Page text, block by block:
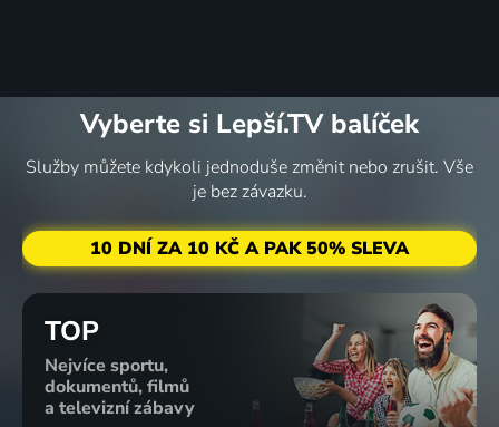
Vyberte si Lepší.TV balíček
Služby můžete kdykoli jednoduše změnit nebo zrušit. Vše
je bez závazku.
10 DNÍ ZA 10 KČ A PAK 50% SLEVA
TOP
Nejvíce sportu,
dokumentů, filmů
a televizní zábavy